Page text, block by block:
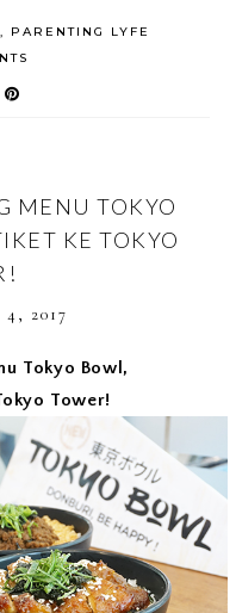
, PARENTING LYFE
MENU TOKYO
KE TOKYO
2017
Tokyo Bowl,
Tower!